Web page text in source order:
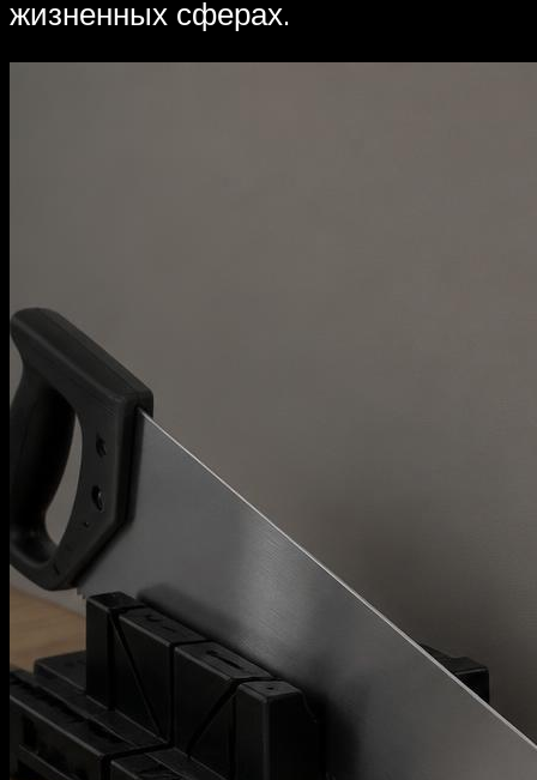
жизненных сферах.